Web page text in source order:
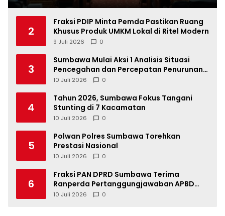
2
Fraksi PDIP Minta Pemda Pastikan Ruang
Khusus Produk UMKM Lokal di Ritel Modern
9 Juli 2026 0
3
Sumbawa Mulai Aksi 1 Analisis Situasi
Pencegahan dan Percepatan Penurunan
Stunting Tahun 2026
10 Juli 2026 0
4
Tahun 2026, Sumbawa Fokus Tangani
Stunting di 7 Kacamatan
10 Juli 2026 0
5
Polwan Polres Sumbawa Torehkan
Prestasi Nasional
10 Juli 2026 0
6
Fraksi PAN DPRD Sumbawa Terima
Ranperda Pertanggungjawaban APBD
2025, Soroti SILPA Rp201,68 Miliar dan
10 Juli 2026 0